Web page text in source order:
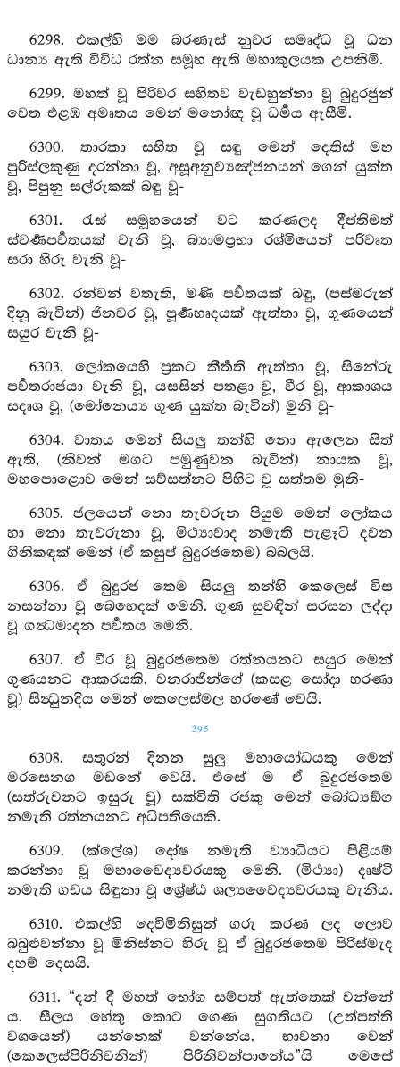
6298. එකල්හි මම බරණැස් නුවර සමෘද්ධ වූ ධන
ධාන්‍ය ඇති විවිධ රත්න සමූහ ඇති මහාකුලයක උපනිමි.
6299. මහත් වූ පිරිවර සහිතව වැඩහුන්නා වූ බුදුරජුන්
වෙත එළඹ අමෘතය මෙන් මනෝඥ වූ ධර්‍මය ඇසීමි.
6300. තාරකා සහිත වූ සඳු මෙන් දෙතිස් මහ
පුරිස්ලකුණු දරන්නා වූ, අසූඅනුව්‍යඤ්ජනයන් ගෙන් යුක්ත
වූ, පිපුනු සල්රුකක් බඳු වූ-
6301. රැස් සමූහයෙන් වට කරණලද දීප්තිමත්
ස්වර්‍ණපර්‍වතයක් වැනි වූ, බ්‍යාමප්‍රභා රශ්මියෙන් පරිවෘත
සරා හිරු වැනි වූ-
6302. රන්වන් වතැති, මණි පර්‍වතයක් බඳු, (පස්මරුන්
දිනූ බැවින්) ජිනවර වූ, පූර්‍ණහෘදයක් ඇත්තා වූ, ගුණයෙන්
සයුර වැනි වූ-
6303. ලෝකයෙහි ප්‍රකට කීර්‍තති ඇත්තා වූ, සිනේරු
පර්‍වතරාජයා වැනි වූ, යසසින් පතළා වූ, වීර වූ, ආකාශය
සදෘශ වූ, (මෝනෙය්‍ය ගුණ යුක්ත බැවින්) මුනි වූ-
6304. වාතය මෙන් සියලු තන්හි නො ඇලෙන සිත්
ඇති, (නිවන් මගට පමුණුවන බැවින්) නායක වූ,
මහපොළොව මෙන් සව්සත්නට පිහිට වූ සත්තම මුනි-
6305. ජලයෙන් නො තැවරුන පියුම මෙන් ලෝකය
හා නො තැවරුනා වූ, මිථ්‍යාවාද නමැති පැළෑටි දවන
ගිනිකඳක් මෙන් (ඒ කසුප් බුදුරජතෙම) බබලයි.
6306. ඒ බුදුරජ තෙම සියලු තන්හි කෙලෙස් විස
නසන්නා වූ බෙහෙදක් මෙනි. ගුණ සුවඳින් සරසන ලද්දා
වූ ගන්‍ධමාදන පර්‍වතය මෙනි.
6307. ඒ වීර වූ බුදුරජතෙම රත්නයනට සයුර මෙන්
ගුණයනට ආකරයකි. වනරාජින්ගේ (කසළ සෝදා හරණා
වූ) සින්‍ධුනදිය මෙන් කෙලෙස්මල හරණේ වෙයි.
395
6308. සතුරන් දිනන සුලු මහායෝධයකු මෙන්
මරසෙනග මඩනේ වෙයි. එසේ ම ඒ බුදුරජතෙම
(සත්රුවනට ඉසුරු වූ) සක්විති රජකු මෙන් බෝධ්‍යඞ්ග
නමැති රත්නයනට අධිපතියෙකි.
6309. (ක්ලේශ) දෝෂ නමැති ව්‍යාධියට පිළියම්
කරන්නා වූ මහාවෛද්‍යවරයකු මෙනි. (මිථ්‍යා) දෘෂ්ටි
නමැති ගඩය සිඳුනා වූ ශ්‍රේෂ්ඨ ශල්‍යවෛද්‍යවරයකු වැනිය.
6310. එකල්හි දෙවිමිනිසුන් ගරු කරණ ලද ලොව
බබුළුවන්නා වූ මිනිස්නට හිරු වූ ඒ බුදුරජතෙම පිරිස්මැද
දහම් දෙසයි.
6311. “දන් දී මහත් භෝග සම්පත් ඇත්තෙක් වන්නේ
ය. සීලය හේතු කොට ගෙණ සුගතියට (උත්පත්ති
වශයෙන්) යන්නෙක් වන්නේය. භාවනා වෙන්
(කෙලෙස්පිරිනිවනින්) පිරිනිවන්පානේය”යි මෙසේ